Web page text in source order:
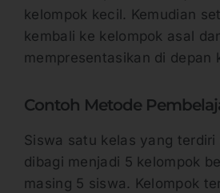
kelompok kecil. Kemudian
kembali ke kelompok asal
mempresentasikan di depan
Contoh Metode
Siswa satu kelas yang terdiri
dibagi menjadi 5 kelompok
masing 5 siswa. Kelompok